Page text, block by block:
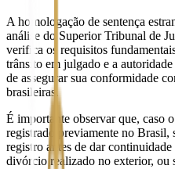
A homologação de sentença
análise do Superior Tribunal de
verifica os requisitos
trânsito em julgado e a
de assegurar sua conformidade
brasileiras.
É importante observar que, caso
registrado previamente no Brasil,
registro antes de dar
divórcio realizado no exterior, ou